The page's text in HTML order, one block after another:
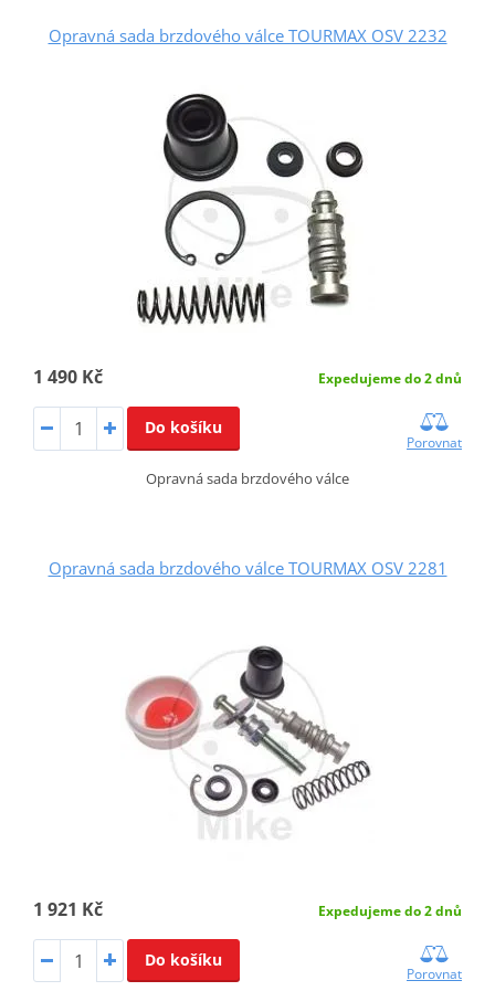
Opravná sada brzdového válce TOURMAX OSV 2232
1 490 Kč Expedujeme do 2 dnů
Do košíku
Porovnat
Opravná sada brzdového válce
Opravná sada brzdového válce TOURMAX OSV 2281
1 921 Kč Expedujeme do 2 dnů
Do košíku
Porovnat